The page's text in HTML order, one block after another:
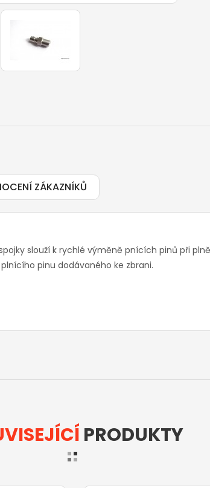
ZÁKAZNÍKŮ
slouží k rychlé výměně pnících pinů při
pinu dodávaného ke zbrani.
PRODUKTY